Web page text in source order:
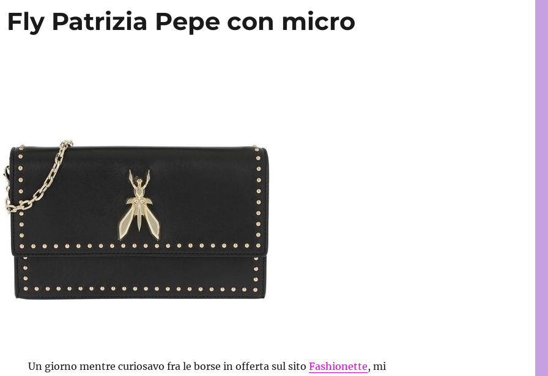
Patrizia Pepe con micro
Un giorno mentre curiosavo fra le borse in offerta sul sitoFashionette, mi